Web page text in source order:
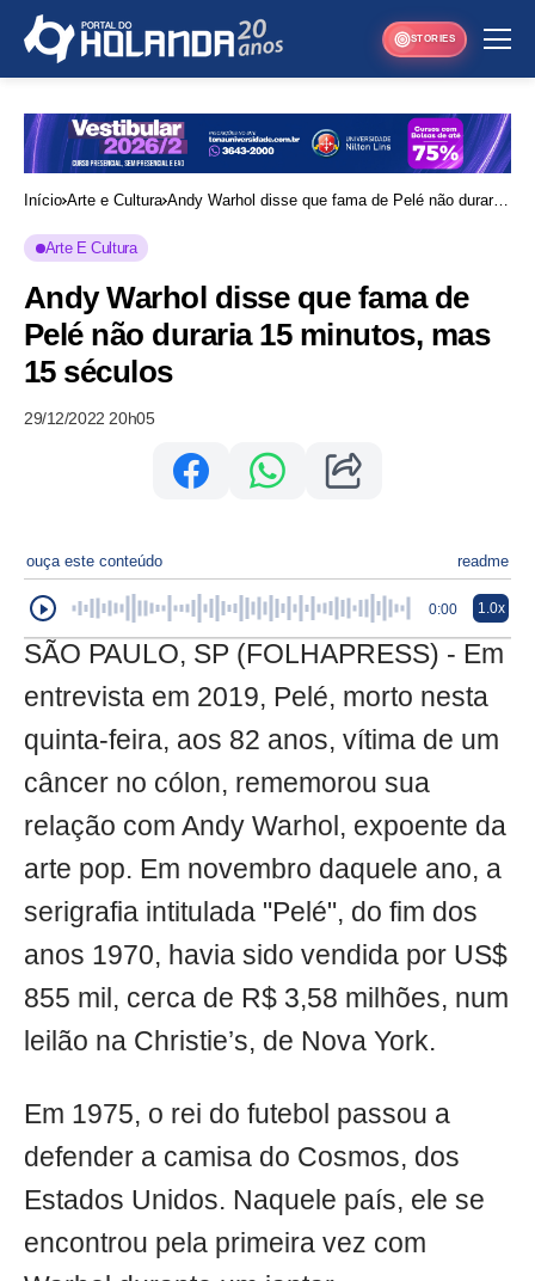
STORIES
Início Arte e Cultura Andy Warhol disse que fama de Pelé não duraria
Arte E Cultura
Andy Warhol disse que fama de
Pelé não duraria 15 minutos, mas
15 séculos
29/12/2022 20h05
ouça este conteúdo readme
0:00 1.0x
SÃO PAULO, SP (FOLHAPRESS) - Em
entrevista em 2019, Pelé, morto nesta
quinta-feira, aos 82 anos, vítima de um
câncer no cólon, rememorou sua
relação com Andy Warhol, expoente da
arte pop. Em novembro daquele ano, a
serigrafia intitulada "Pelé", do fim dos
anos 1970, havia sido vendida por US$
855 mil, cerca de R$ 3,58 milhões, num
leilão na Christie’s, de Nova York.
Em 1975, o rei do futebol passou a
defender a camisa do Cosmos, dos
Estados Unidos. Naquele país, ele se
encontrou pela primeira vez com